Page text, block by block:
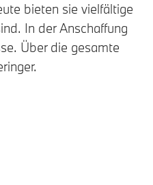
bieten sie vielfältige
In der Anschaffung
Über die gesamte